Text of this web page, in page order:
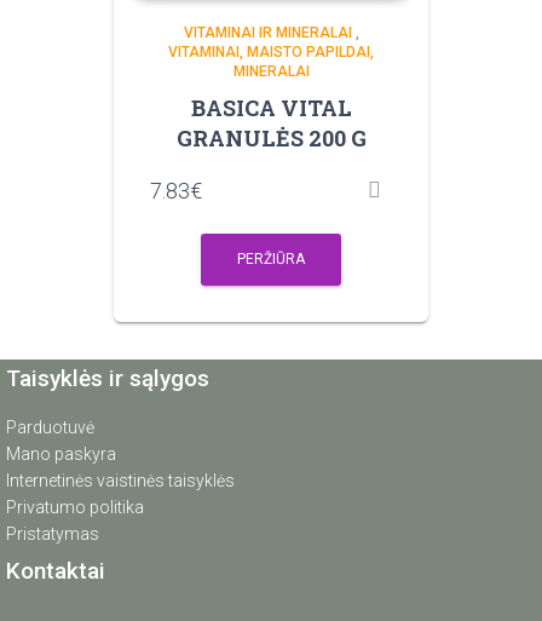
VITAMINAI IR MINERALAI ,
VITAMINAI, MAISTO PAPILDAI,
MINERALAI
BASICA VITAL
GRANULĖS 200 G
7.83€
PERŽIŪRA
Taisyklės ir sąlygos
Parduotuvė
Mano paskyra
Internetinės vaistinės taisyklės
Privatumo politika
Pristatymas
Kontaktai